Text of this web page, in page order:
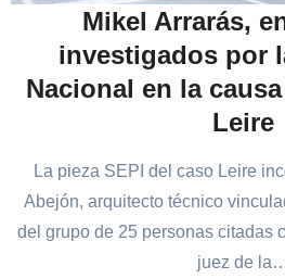
Mikel Arrarás,
investigados por
Nacional en la
Leire
La pieza SEPI del caso Leire
Abejón, arquitecto técnico
del grupo de 25 personas citadas
juez de